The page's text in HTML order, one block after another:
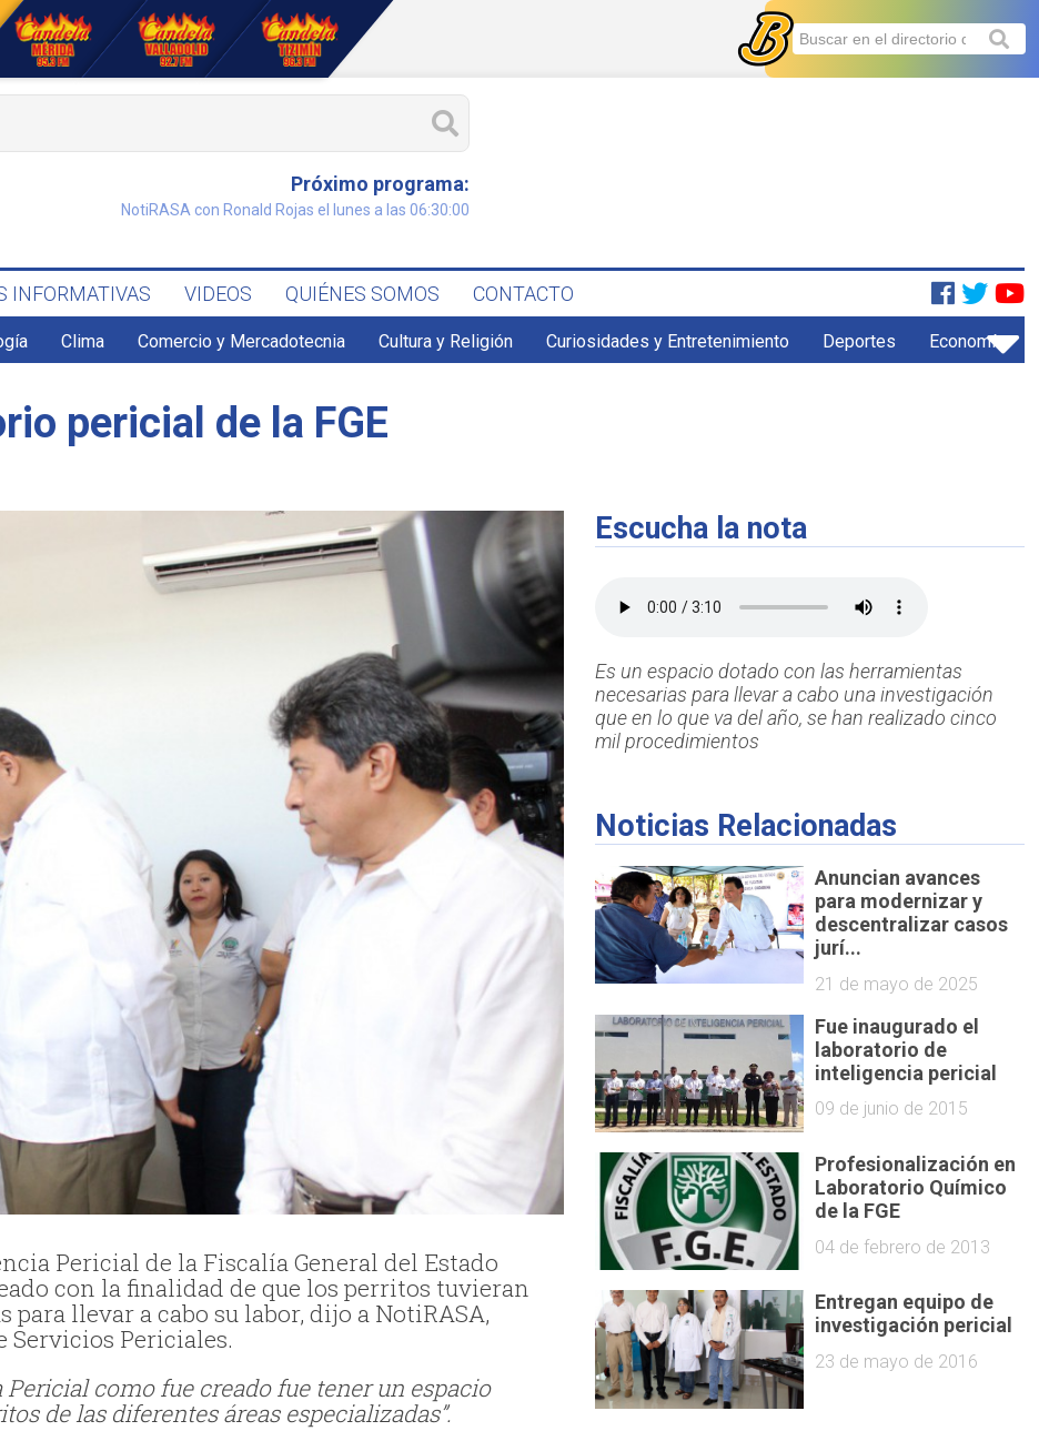
Próximo programa:
NotiRASA con Ronald Rojas el lunes a las 06:30:00
INFORMATIVAS VIDEOS QUIÉNES SOMOS CONTACTO
Clima Comercio y Mercadotecnia Cultura y Religión Curiosidades y Entretenimiento Deportes Economía
pericial de la FGE
Pericial de la Fiscalía General del Estado
con la finalidad de que los perritos tuvieran
llevar a cabo su labor, dijo a NotiRASA,
Servicios Periciales.
como fue creado fue tener un espacio
de las diferentes áreas especializadas”.
Escucha la nota
Es un espacio dotado con las herramientas
necesarias para llevar a cabo una investigación
que en lo que va del año, se han realizado cinco
mil procedimientos
Noticias Relacionadas
Anuncian avances
para modernizar y
descentralizar casos
jurí...
21 de mayo de 2025
Fue inaugurado el
laboratorio de
inteligencia pericial
09 de junio de 2015
Profesionalización en
Laboratorio Químico
de la FGE
04 de febrero de 2013
Entregan equipo de
investigación pericial
23 de mayo de 2016